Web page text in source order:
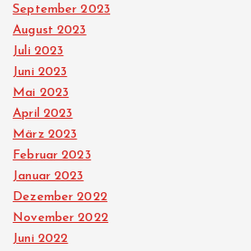
September 2023
August 2023
Juli 2023
Juni 2023
Mai 2023
April 2023
März 2023
Februar 2023
Januar 2023
Dezember 2022
November 2022
Juni 2022